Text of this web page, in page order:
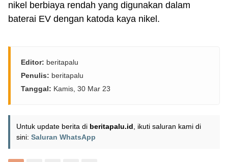
nikel berbiaya rendah yang digunakan dalam
baterai EV dengan katoda kaya nikel.
Editor: beritapalu
Penulis: beritapalu
Tanggal: Kamis, 30 Mar 23
Untuk update berita di beritapalu.id , ikuti saluran kami di
sini: Saluran WhatsApp